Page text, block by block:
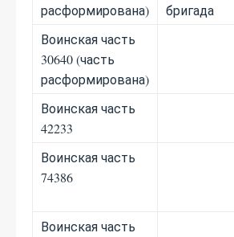
расформирована)
бригада
Воинская часть
30640 (часть
расформирована)
Воинская часть
42233
Воинская часть
74386
Воинская часть